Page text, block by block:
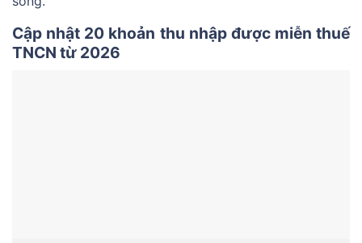
Cập nhật 20 khoản thu nhập được miễn thuế
TNCN từ 2026